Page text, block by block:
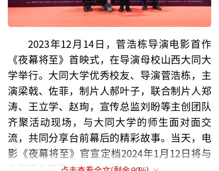
2023年12月14日，菅浩栋导演电影首作
《夜幕将至》首映式，在导演母校山西大同大
学举行。大同大学优秀校友、导演菅浩栋，主
演梁戟、佐菲，制片人郝叶子，联合制片人郑
涛、王立学、赵珣，宣传总监刘盼等主创团队
齐聚活动现场，与大同大学的师生面对面交
流，共同分享台前幕后的精彩故事。当天，电
影《夜幕将至》官宣定档2024年1月12日将与